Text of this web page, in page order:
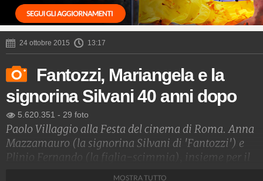
24 ottobre 2015 13:17
Fantozzi, Mariangela e la
signorina Silvani 40 anni dopo
5.620.351 - 29 foto
Paolo Villaggio alla Festa del cinema di Roma. Anna
Mazzamauro (la signorina Silvani di 'Fantozzi') e
Plinio Fernando (la figlia-scimmia), insieme per il
MOSTRA TUTTO